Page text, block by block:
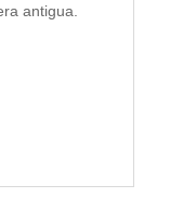
antigua.